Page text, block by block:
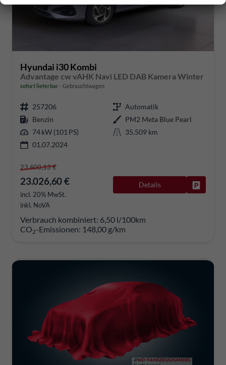
Hyundai i30 Kombi
Advantage cw vAHK Navi LED DAB Kamera Winter
sofort lieferbar Gebrauchtwagen
257206
Automatik
Benzin
PM2 Meta Blue Pearl
74 kW (101 PS)
35.509 km
01.07.2024
23.600,13 €
23.026,60 €
incl. 20% MwSt.
inkl. NoVA
Details
Verbrauch kombiniert: 6,50 l/100km
CO2-Emissionen: 148,00 g/km